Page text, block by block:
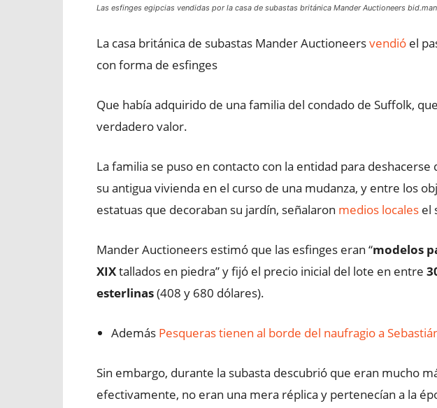
Las esfinges egipcias vendidas por la casa de subastas británica Mander Auctioneers
La casa británica de subastas Mander Auctioneersvendió el
con forma de esfinges
Que había adquirido de una familia del condado de Suffolk,
verdadero valor.
La familia se puso en contacto con la entidad para deshacerse
su antigua vivienda en el curso de una mudanza, y entre los
estatuas que decoraban su jardín, señalaron medios locales el
Mander Auctioneers estimó que las esfinges eran “modelos
XIXtallados en piedra” y fijó el precio inicial del lote en entre
esterlinas(408 y 680 dólares).
Además Pesqueras tienen al borde del naufragio a
Sin embargo, durante la subasta descubrió que eran mucho
efectivamente, no eran una mera réplica y pertenecían a la